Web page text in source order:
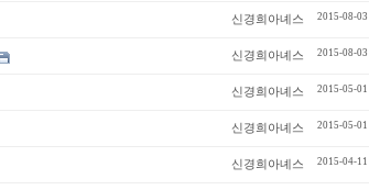
신경희아녜스 2015-08-03
신경희아녜스 2015-08-03
신경희아녜스 2015-05-01
신경희아녜스 2015-05-01
신경희아녜스 2015-04-11